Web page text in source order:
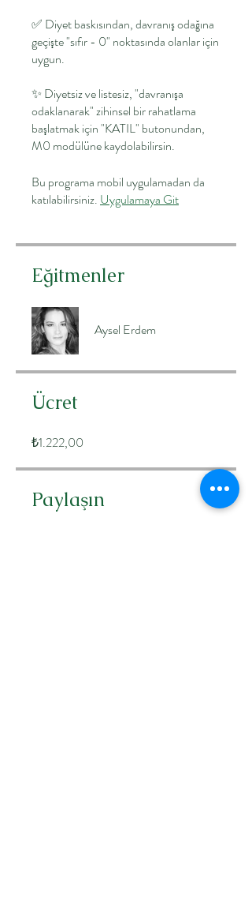
✅️ Diyet baskısından, davranış odağına
geçişte "sıfır - 0" noktasında olanlar için
uygun.
✨️ Diyetsiz ve listesiz, "davranışa
odaklanarak" zihinsel bir rahatlama
başlatmak için "KATIL" butonundan,
M0 modülüne kaydolabilirsin.
Bu programa mobil uygulamadan da
katılabilirsiniz. Uygulamaya Git
Eğitmenler
Aysel Erdem
Ücret
₺1.222,00
Paylaşın